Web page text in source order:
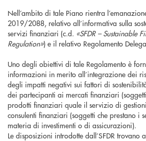
Nell’ambito di tale Piano rientra
2019/2088, relativo all’informativa sulla
servizi finanziari (c.d. «SFDR – Sustainable
Regulation») e il relativo Regolamento
Uno degli obiettivi di tale Regolamento è
informazioni in merito all’integrazione dei
degli impatti negativi sui fattori di
dei partecipanti ai mercati finanziari
prodotti finanziari quale il servizio di
consulenti finanziari (soggetti che prestano i
materia di investimenti o di assicurazioni).
Le disposizioni introdotte dall’SFDR trovano